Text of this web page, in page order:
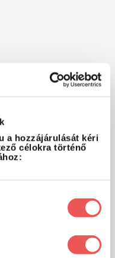
a hozzájárulását kéri
célokra történő